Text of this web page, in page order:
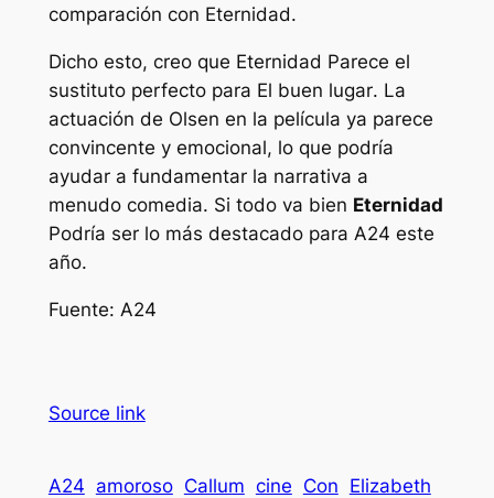
comparación con Eternidad.
Dicho esto, creo que Eternidad Parece el
sustituto perfecto para El buen lugar. La
actuación de Olsen en la película ya parece
convincente y emocional, lo que podría
ayudar a fundamentar la narrativa a
menudo comedia. Si todo va bien Eternidad
Podría ser lo más destacado para A24 este
año.
Fuente: A24
Source link
A24 amoroso Callum cine Con Elizabeth